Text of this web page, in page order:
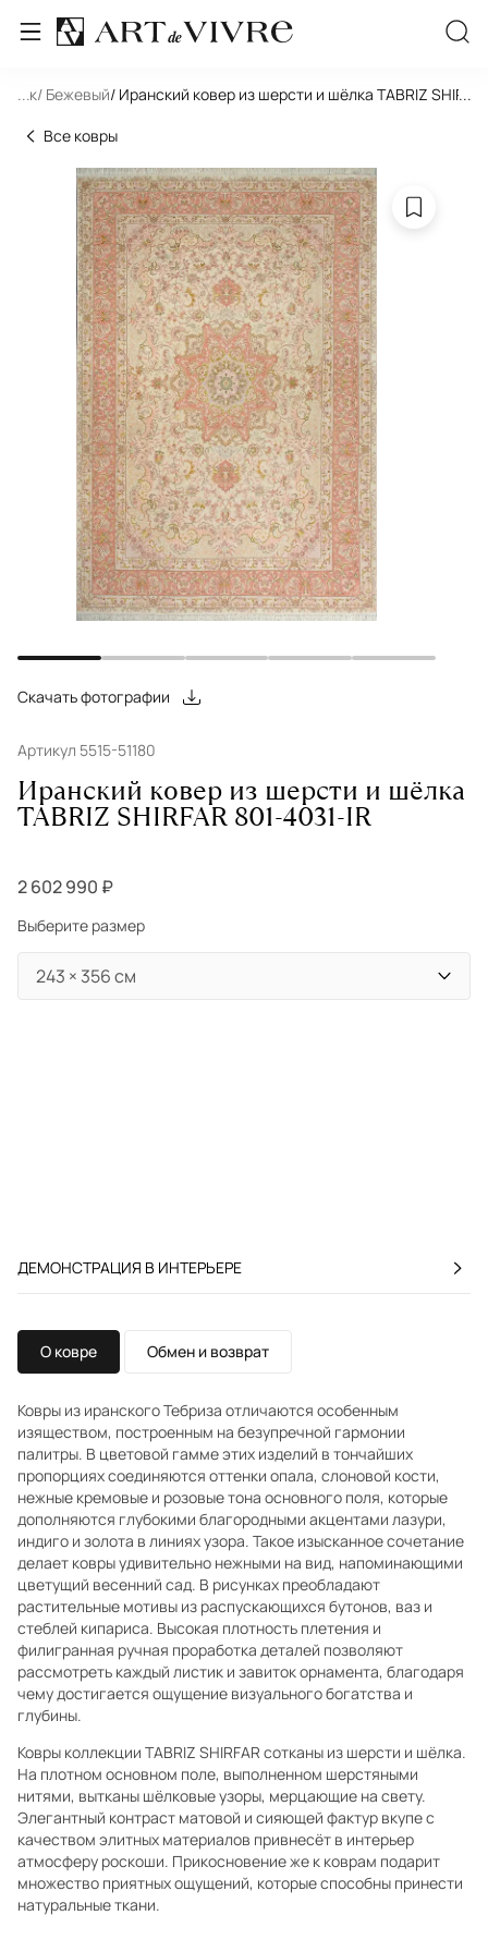
... / Бежевый/ Иранский ковер из шерсти и шёлка TABRIZ
...
Все ковры
Скачать фотографии
Артикул 5515-51180
Иранский ковер из шерсти и шёлка
TABRIZ SHIRFAR 801-4031-IR
2 602 990 ₽
Выберите размер
ДЕМОНСТРАЦИЯ В ИНТЕРЬЕРЕ
О ковре Обмен и возврат
Ковры из иранского Тебриза отличаются особенным
изяществом, построенным на безупречной гармонии
палитры. В цветовой гамме этих изделий в тончайших
пропорциях соединяются оттенки опала, слоновой кости,
нежные кремовые и розовые тона основного поля, которые
дополняются глубокими благородными акцентами лазури,
индиго и золота в линиях узора. Такое изысканное сочетание
делает ковры удивительно нежными на вид, напоминающими
цветущий весенний сад. В рисунках преобладают
растительные мотивы из распускающихся бутонов, ваз и
стеблей кипариса. Высокая плотность плетения и
филигранная ручная проработка деталей позволяют
рассмотреть каждый листик и завиток орнамента, благодаря
чему достигается ощущение визуального богатства и
глубины.
Ковры коллекции TABRIZ SHIRFAR сотканы из шерсти и шёлка.
На плотном основном поле, выполненном шерстяными
нитями, вытканы шёлковые узоры, мерцающие на свету.
Элегантный контраст матовой и сияющей фактур вкупе с
качеством элитных материалов привнесёт в интерьер
атмосферу роскоши. Прикосновение же к коврам подарит
множество приятных ощущений, которые способны принести
натуральные ткани.